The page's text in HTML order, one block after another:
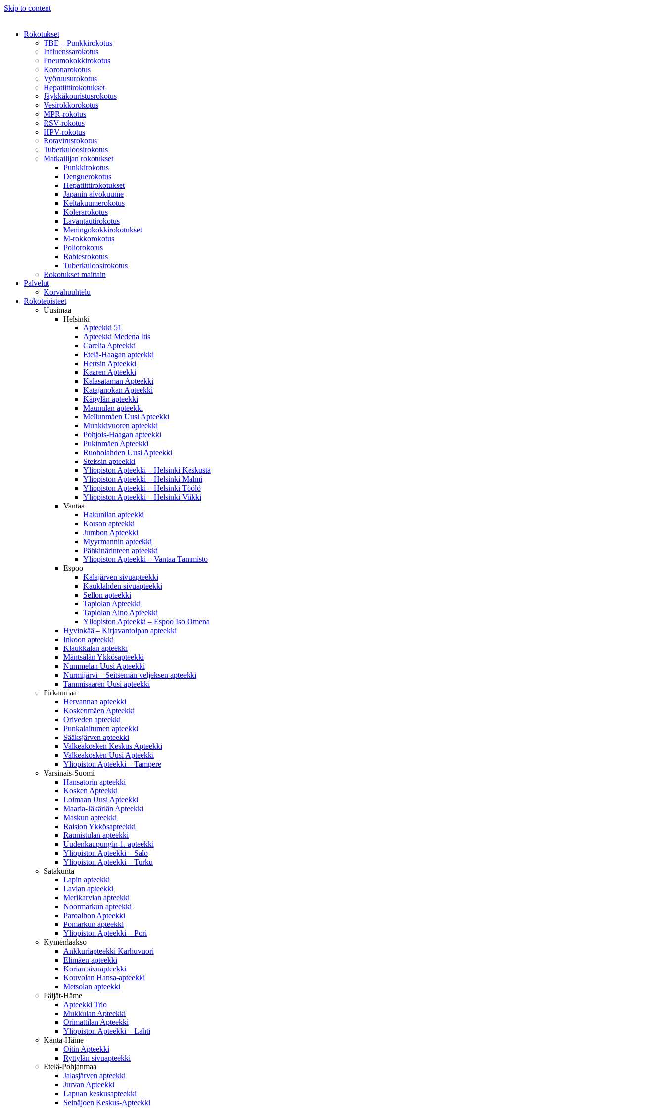
Skip to content
Rokotukset
TBE – Punkkirokotus
Influenssarokotus
Pneumokokkirokotus
Koronarokotus
Vyöruusurokotus
Hepatiittirokotukset
Jäykkäkouristusrokotus
Vesirokkorokotus
MPR-rokotus
RSV-rokotus
HPV-rokotus
Rotavirusrokotus
Tuberkuloosirokotus
Matkailijan rokotukset
Punkkirokotus
Denguerokotus
Hepatiittirokotukset
Japanin aivokuume
Keltakuumerokotus
Kolerarokotus
Lavantautirokotus
Meningokokkirokotukset
M-rokkorokotus
Poliorokotus
Rabiesrokotus
Tuberkuloosirokotus
Rokotukset maittain
Palvelut
Korvahuuhtelu
Rokotepisteet
Uusimaa
Helsinki
Apteekki 51
Apteekki Medena Itis
Carelia Apteekki
Etelä-Haagan apteekki
Hertsin Apteekki
Kaaren Apteekki
Kalasataman Apteekki
Katajanokan Apteekki
Käpylän apteekki
Maunulan apteekki
Mellunmäen Uusi Apteekki
Munkkivuoren apteekki
Pohjois-Haagan apteekki
Pukinmäen Apteekki
Ruoholahden Uusi Apteekki
Steissin apteekki
Yliopiston Apteekki – Helsinki Keskusta
Yliopiston Apteekki – Helsinki Malmi
Yliopiston Apteekki – Helsinki Töölö
Yliopiston Apteekki – Helsinki Viikki
Vantaa
Hakunilan apteekki
Korson apteekki
Jumbon Apteekki
Myyrmannin apteekki
Pähkinärinteen apteekki
Yliopiston Apteekki – Vantaa Tammisto
Espoo
Kalajärven sivuapteekki
Kauklahden sivuapteekki
Sellon apteekki
Tapiolan Apteekki
Tapiolan Aino Apteekki
Yliopiston Apteekki – Espoo Iso Omena
Hyvinkää – Kirjavantolpan apteekki
Inkoon apteekki
Klaukkalan apteekki
Mäntsälän Ykkösapteekki
Nummelan Uusi Apteekki
Nurmijärvi – Seitsemän veljeksen apteekki
Tammisaaren Uusi apteekki
Pirkanmaa
Hervannan apteekki
Koskenmäen Apteekki
Oriveden apteekki
Punkalaitumen apteekki
Sääksjärven apteekki
Valkeakosken Keskus Apteekki
Valkeakosken Uusi Apteekki
Yliopiston Apteekki – Tampere
Varsinais-Suomi
Hansatorin apteekki
Kosken Apteekki
Loimaan Uusi Apteekki
Maaria-Jäkärlän Apteekki
Maskun apteekki
Raision Ykkösapteekki
Raunistulan apteekki
Uudenkaupungin 1. apteekki
Yliopiston Apteekki – Salo
Yliopiston Apteekki – Turku
Satakunta
Lapin apteekki
Lavian apteekki
Merikarvian apteekki
Noormarkun apteekki
Paroalhon Apteekki
Pomarkun apteekki
Yliopiston Apteekki – Pori
Kymenlaakso
Ankkuriapteekki Karhuvuori
Elimäen apteekki
Korian sivuapteekki
Kouvolan Hansa-apteekki
Metsolan apteekki
Päijät-Häme
Apteekki Trio
Mukkulan Apteekki
Orimattilan Apteekki
Yliopiston Apteekki – Lahti
Kanta-Häme
Oitin Apteekki
Ryttylän sivuapteekki
Etelä-Pohjanmaa
Jalasjärven apteekki
Jurvan Apteekki
Lapuan keskusapteekki
Seinäjoen Keskus-Apteekki